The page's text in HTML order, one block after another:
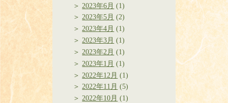
2023年6月 (1)
2023年5月 (2)
2023年4月 (1)
2023年3月 (1)
2023年2月 (1)
2023年1月 (1)
2022年12月 (1)
2022年11月 (5)
2022年10月 (1)